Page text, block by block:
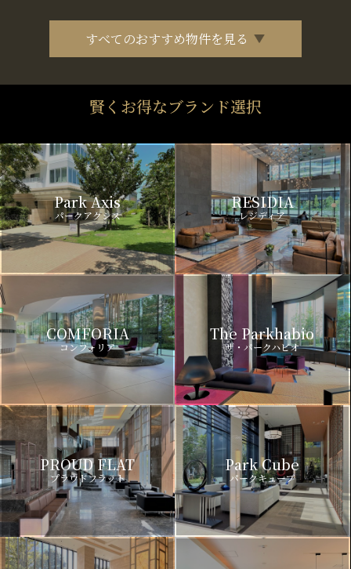
すべてのおすすめ物件を見る
賢くお得なブランド選択
Park Axis
パークアクシス
RESIDIA
レジディア
COMFORIA
コンフォリア
The Parkhabio
ザ・パークハビオ
PROUD FLAT
プラウドフラット
Park Cube
パークキューブ